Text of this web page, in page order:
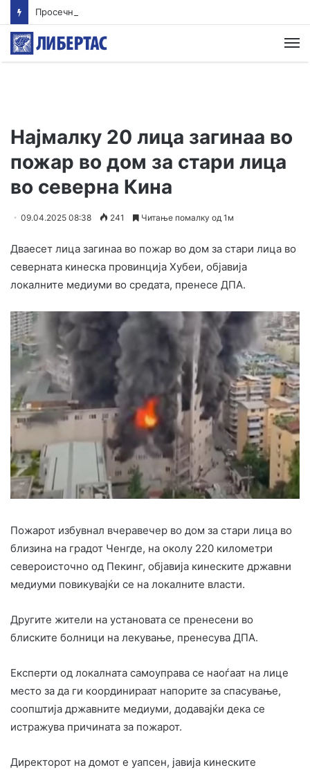
Најмалку 20 лица загинаа во
пожар во дом за стари лица
во северна Кина
09.04.2025 08:38 241 Читање помалку од 1м
Дваесет лица загинаа во пожар во дом за стари лица во
северната кинеска провинција Хубеи, објавија
локалните медиуми во средата, пренесе ДПА.
Пожарот избувнал вчеравечер во дом за стари лица во
близина на градот Ченгде, на околу 220 километри
североисточно од Пекинг, објавија кинеските државни
медиуми повикувајќи се на локалните власти.
Другите жители на установата се пренесени во
блиските болници на лекување, пренесува ДПА.
Експерти од локалната самоуправа се наоѓаат на лице
место за да ги координираат напорите за спасување,
соопштија државните медиуми, додавајќи дека се
истражува причината за пожарот.
Директорот на домот е уапсен, јавија кинеските